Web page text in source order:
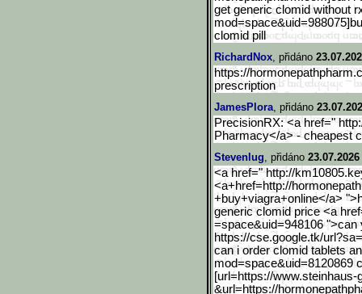
get generic clomid without
clomid pill
RichardNox, přidáno
https://
prescription
JamesPlora, přidáno
PrecisionRX: <a href="
Pharmacy</a> - cheapest
Stevenlug, přidáno
<a href=" http://
<a+href=http://h
+buy+viagra+online</a>
generic clomid price <a
=space&uid=948106
https://cse.google.tk/url
can i order clomid tablets
mod=space&uid=8120869
[url=https://www.steinhaus-
&url=https://